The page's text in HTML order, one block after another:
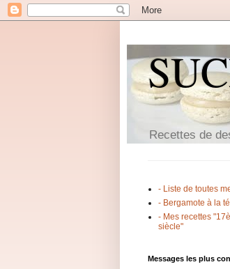
Recettes de
- Liste de toutes
- Bergamote à la
- Mes recettes
siècle"
Messages les plus